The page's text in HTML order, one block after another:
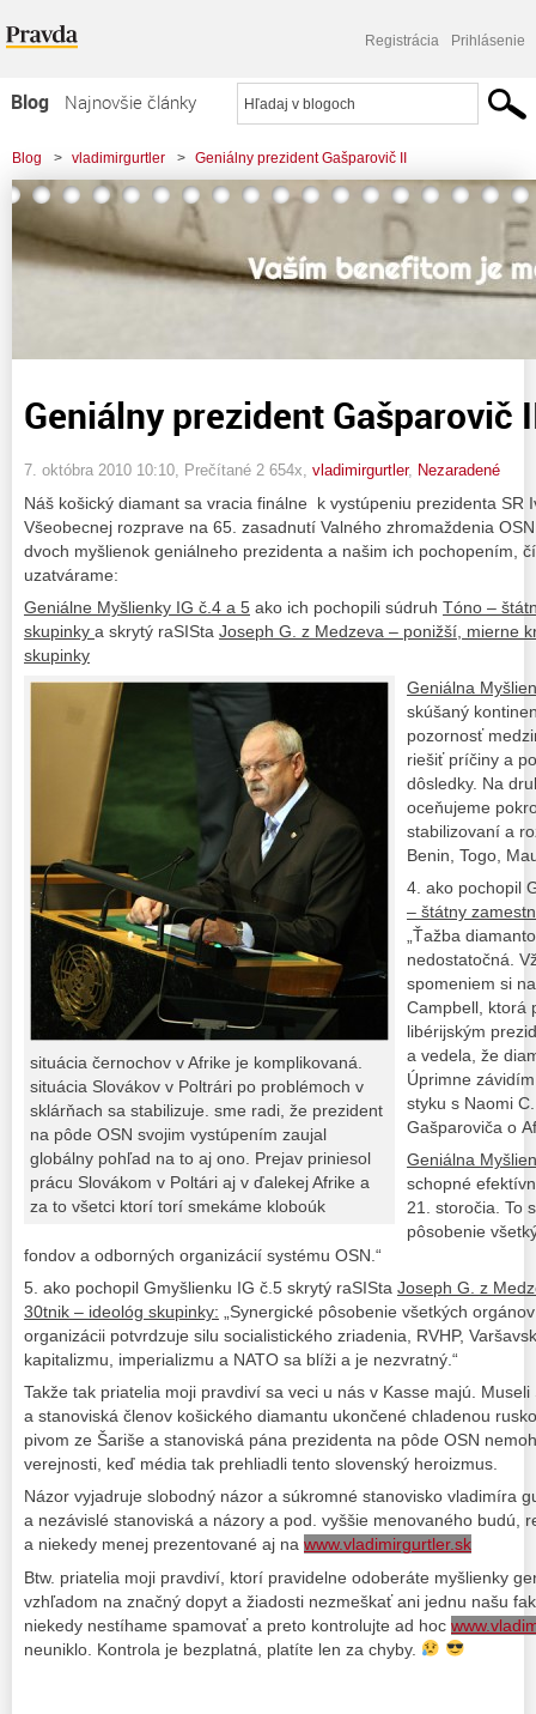
Registrácia Prihlásenie
Blog
Najnovšie články
Najčítanejšie články
Najkomentovanejšie články
Zoznam blogov
Blog > vladimirgurtler > Geniálny prezident Gašparovič II
Geniálny prezident Gašparovič
7. októbra 2010 10:10 , Prečítané 2 654x, vladimirgurtler, Nezaradené
Náš košický diamant sa vracia finálne k vystúpeniu prezidenta SR
Všeobecnej rozprave na 65. zasadnutí Valného zhromaždenia
dvoch myšlienok geniálneho prezidenta a našim ich pochopením,
uzatvárame:
Geniálne Myšlienky IG č.4 a 5 ako ich pochopili súdruh Tóno –
skupinky a skrytý raSISta Joseph G. z Medzeva – ponižší, mierne
skupinky
situácia černochov v Afrike je komplikovaná.
situácia Slovákov v Poltrári po problémoch v
sklárňach sa stabilizuje. sme radi, že prezident
na pôde OSN svojim vystúpením zaujal
globálny pohľad na to aj ono. Prejav priniesol
prácu Slovákom v Poltári aj v ďalekej Afrike a
za to všetci ktorí torí smekáme kloboúk
Geniálna
skúšaný
pozornosť
riešiť príčiny a
dôsledky. Na
oceňujeme
stabilizovaní a
Benin, Togo,
4. ako pochopil
– štátny
„Ťažba
nedostatočná.
spomeniem si
Campbell, ktorá
libérijským
a vedela, že
Úprimne
styku s Naomi
Gašparoviča o
Geniálna
schopné
21. storočia. To
pôsobenie
fondov a odborných organizácií systému OSN.“
5. ako pochopil Gmyšlienku IG č.5 skrytý raSISta Joseph G. z
30tnik – ideológ skupinky: „Synergické pôsobenie všetkých
organizácii potvrdzuje silu socialistického zriadenia, RVHP,
kapitalizmu, imperializmu a NATO sa blíži a je nezvratný.“
Takže tak priatelia moji pravdiví sa veci u nás v Kasse majú.
a stanoviská členov košického diamantu ukončené chladenou
pivom ze Šariše a stanoviská pána prezidenta na pôde OSN
verejnosti, keď média tak prehliadli tento slovenský heroizmus.
Názor vyjadruje slobodný názor a súkromné stanovisko vladimíra
a nezávislé stanoviská a názory a pod. vyššie menovaného budú,
a niekedy menej prezentované aj na www.vladimirgurtler.sk
Btw. priatelia moji pravdiví, ktorí pravidelne odoberáte myšlienky
vzhľadom na značný dopyt a žiadosti nezmeškať ani jednu našu
niekedy nestíhame spamovať a preto kontrolujte ad hoc
neuniklo. Kontrola je bezplatná, platíte len za chyby.